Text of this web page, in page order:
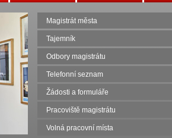
Magistrát města
Tajemník
Odbory magistrátu
Telefonní seznam
Žádosti a formuláře
Pracoviště magistrátu
Volná pracovní místa